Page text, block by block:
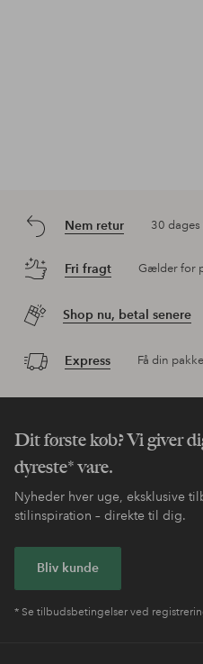
Nem retur 30
Fri fragt Gælder for
Shop nu, betal senere
Express Få din
Dit første køb? Vi giver
dyreste* vare.
Nyheder hver uge, eksklusive
stilinspiration – direkte til dig.
Bliv kunde
* Se tilbudsbetingelser ved